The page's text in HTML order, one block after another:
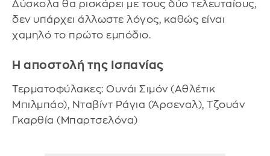
Δύσκολα θα ρισκάρει με τους δύο τελευταίους,
δεν υπάρχει άλλωστε λόγος, καθώς είναι
χαμηλό το πρώτο εμπόδιο.
Η αποστολή της Ισπανίας
Τερματοφύλακες: Ουνάι Σιμόν (Αθλέτικ
Μπιλμπάο), Νταβίντ Ράγια (Άρσεναλ), Τζουάν
Γκαρθία (Μπαρτσελόνα)